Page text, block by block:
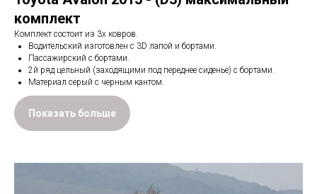
комплект
Комплект состоит из 3х ковров.
Водительский изготовлен с 3D лапой и бортами.
Пассажирский с бортами.
2й ряд цельный (заходящими под переднее сиденье) с бортами.
Материал серый с черным кантом.
Показать больше